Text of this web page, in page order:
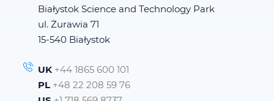
Białystok Science and Technology Park
ul. Żurawia 71
15-540 Białystok
UK +44 1865 600 101
PL +48 22 208 59 76